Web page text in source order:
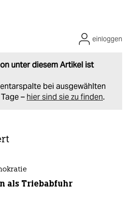
unter diesem Artikel ist
bei ausgewählten
– hier sind sie zu finden.
einloggen
als Triebabfuhr